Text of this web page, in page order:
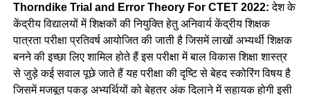
Thorndike Trial and Error Theory For CTET 2022:देश के
केंद्रीय विद्यालयों में शिक्षकों की नियुक्ति हेतु अनिवार्य केंद्रीय शिक्षक
पात्रता परीक्षा प्रतिवर्ष आयोजित की जाती है जिसमें लाखों अभ्यर्थी शिक्षक
बनने की इच्छा लिए शामिल होते हैं इस परीक्षा में बाल विकास शिक्षा शास्त्र
से जुड़े कई सवाल पूछे जाते हैं यह परीक्षा की दृष्टि से बेहद स्कोरिंग विषय है
जिसमें मजबूत पकड़ अभ्यर्थियों को बेहतर अंक दिलाने में सहायक होगी इसी